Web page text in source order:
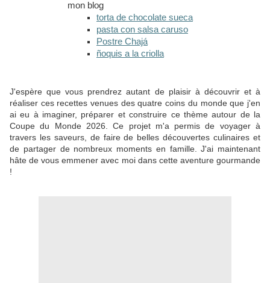
mon blog
torta de chocolate sueca
pasta con salsa caruso
Postre Chajá
ñoquis a la criolla
J'espère que vous prendrez autant de plaisir à découvrir et à
réaliser ces recettes venues des quatre coins du monde que j'en
ai eu à imaginer, préparer et construire ce thème autour de la
Coupe du Monde 2026. Ce projet m'a permis de voyager à
travers les saveurs, de faire de belles découvertes culinaires et
de partager de nombreux moments en famille. J'ai maintenant
hâte de vous emmener avec moi dans cette aventure gourmande
!